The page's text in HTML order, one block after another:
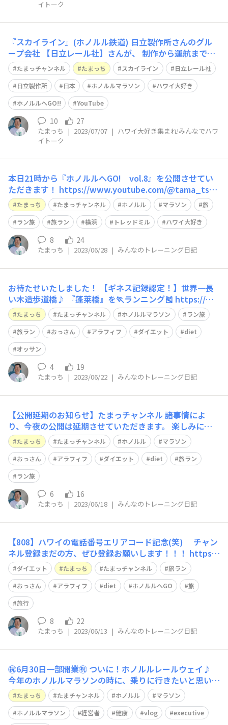
イトーク
『スカイライン』(ホノルル鉄道) 日立製作所さんのグル
ープ会社 【日立レール社】さんが、 制作から運航までや
っているなんて、 親近感じゃないですか！！
たまっチャンネル たまっち スカイライン
日立レール社
日立製作所
日本 ホノルルマラソン
ハワイ大好き
ホノルルへGO!!
YouTube
10 27
たまっち | 2023/07/07 | ハワイ大好き集まれ!みんなでハワ
イトーク
本日21時から『ホノルルへGO! vol.8』を公開させてい
ただきます！ https://www.youtube.com/@tama_tsuc
hi トレッドミルを走っている時や、家でのんびりしたい
時に見られる、30分くらいの、ランニング風景動画(私の
顔もたま〜に入りますが)を、初めて作ってみました
たまっち たまっチャンネル ホノルル マラソン
旅
ラン旅
旅ラン 横浜 トレッドミル ハワイ大好き
8 24
たまっち | 2023/06/28 | みんなのトレーニング日記
お待たせいたしました！ 【ギネス記録認定！】世界一長
い木造歩道橋♪ 『蓬莱橋』を🏃ランニング🎽 https://ww
w.youtube.com/@tama_tsuchi 本日21時より公開させ
ていただきます♪ チャンネル登録お願いします🤙 http
s://www.youtube.com/@tam
たまっち たまっチャンネル ホノルルマラソン
ラン旅
旅ラン
おっさん アラフィフ ダイエット
diet
オッサン
4 19
たまっち | 2023/06/22 | みんなのトレーニング日記
【公開延期のお知らせ】たまっチャンネル 諸事情によ
り、今夜の公開は延期させていただきます。 楽しみにし
ていた皆様、誠に申し訳ありません。 https://www.you
tube.com/@tama_tsuchi
たまっち たまっチャンネル ホノルル
マラソン
おっさん
アラフィフ ダイエット diet
旅ラン
ラン旅
6 16
たまっち | 2023/06/18 | みんなのトレーニング日記
【808】ハワイの電話番号エリアコード記念(笑) チャン
ネル登録まだの方、ぜひ登録お願いします！！！ https://
www.youtube.com/@tama_tsuchi この前は、静岡県島
田市にある【世界一長い木造歩道橋】の『蓬莱橋』でラン
ニングしました！ 近日、その様子を公開予定です
ダイエット たまっち たまっチャンネル
旅ラン
おっさん
アラフィフ diet ホノルルへGO
旅
旅行
8 22
たまっち | 2023/06/13 | みんなのトレーニング日記
㊗️6月30日一部開業㊗️ ついに！ホノルルレールウェイ♪
今年のホノルルマラソンの時に、乗りに行きたいと思いま
す！ たまっチャンネル https://www.youtube.com/@t
ama_tsuchi 【以下、HARTのHPから】 リック・ブラン
ジャーディ市長は2023年5月10日水曜
たまっち たまチャンネル ホノルル
マラソン
ホノルルマラソン
経営者 健康 vlog
executive